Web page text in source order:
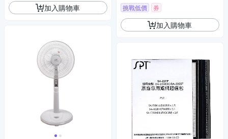
加入購物車 挑戰低價 券
加入購物車